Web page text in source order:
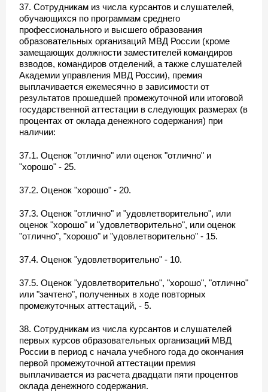
37. Сотрудникам из числа курсантов и слушателей,
обучающихся по программам среднего
профессионального и высшего образования
образовательных организаций МВД России (кроме
замещающих должности заместителей командиров
взводов, командиров отделений, а также слушателей
Академии управления МВД России), премия
выплачивается ежемесячно в зависимости от
результатов прошедшей промежуточной или итоговой
государственной аттестации в следующих размерах (в
процентах от оклада денежного содержания) при
наличии:
37.1. Оценок "отлично" или оценок "отлично" и
"хорошо" - 25.
37.2. Оценок "хорошо" - 20.
37.3. Оценок "отлично" и "удовлетворительно", или
оценок "хорошо" и "удовлетворительно", или оценок
"отлично", "хорошо" и "удовлетворительно" - 15.
37.4. Оценок "удовлетворительно" - 10.
37.5. Оценок "удовлетворительно", "хорошо", "отлично"
или "зачтено", полученных в ходе повторных
промежуточных аттестаций, - 5.
38. Сотрудникам из числа курсантов и слушателей
первых курсов образовательных организаций МВД
России в период с начала учебного года до окончания
первой промежуточной аттестации премия
выплачивается из расчета двадцати пяти процентов
оклада денежного содержания.